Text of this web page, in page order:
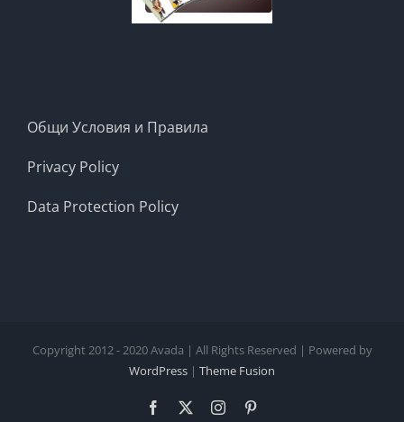
Общи Условия и Правила
Privacy Policy
Data Protection Policy
Copyright 2012 - 2020 Avada | All Rights Reserved | Powered by
WordPress | Theme Fusion
Facebook Instagram